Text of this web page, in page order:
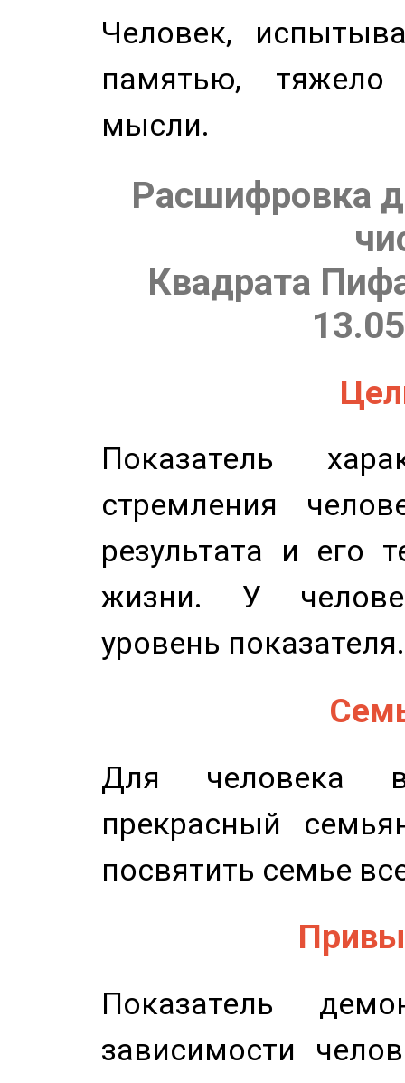
Человек,
памятью,
мысли.
Расшифровка
Квадрата
Показатель
стремления
результата и его
жизни. У
уровень показателя.
Для человека
прекрасный
посвятить семье
Показатель
зависимости